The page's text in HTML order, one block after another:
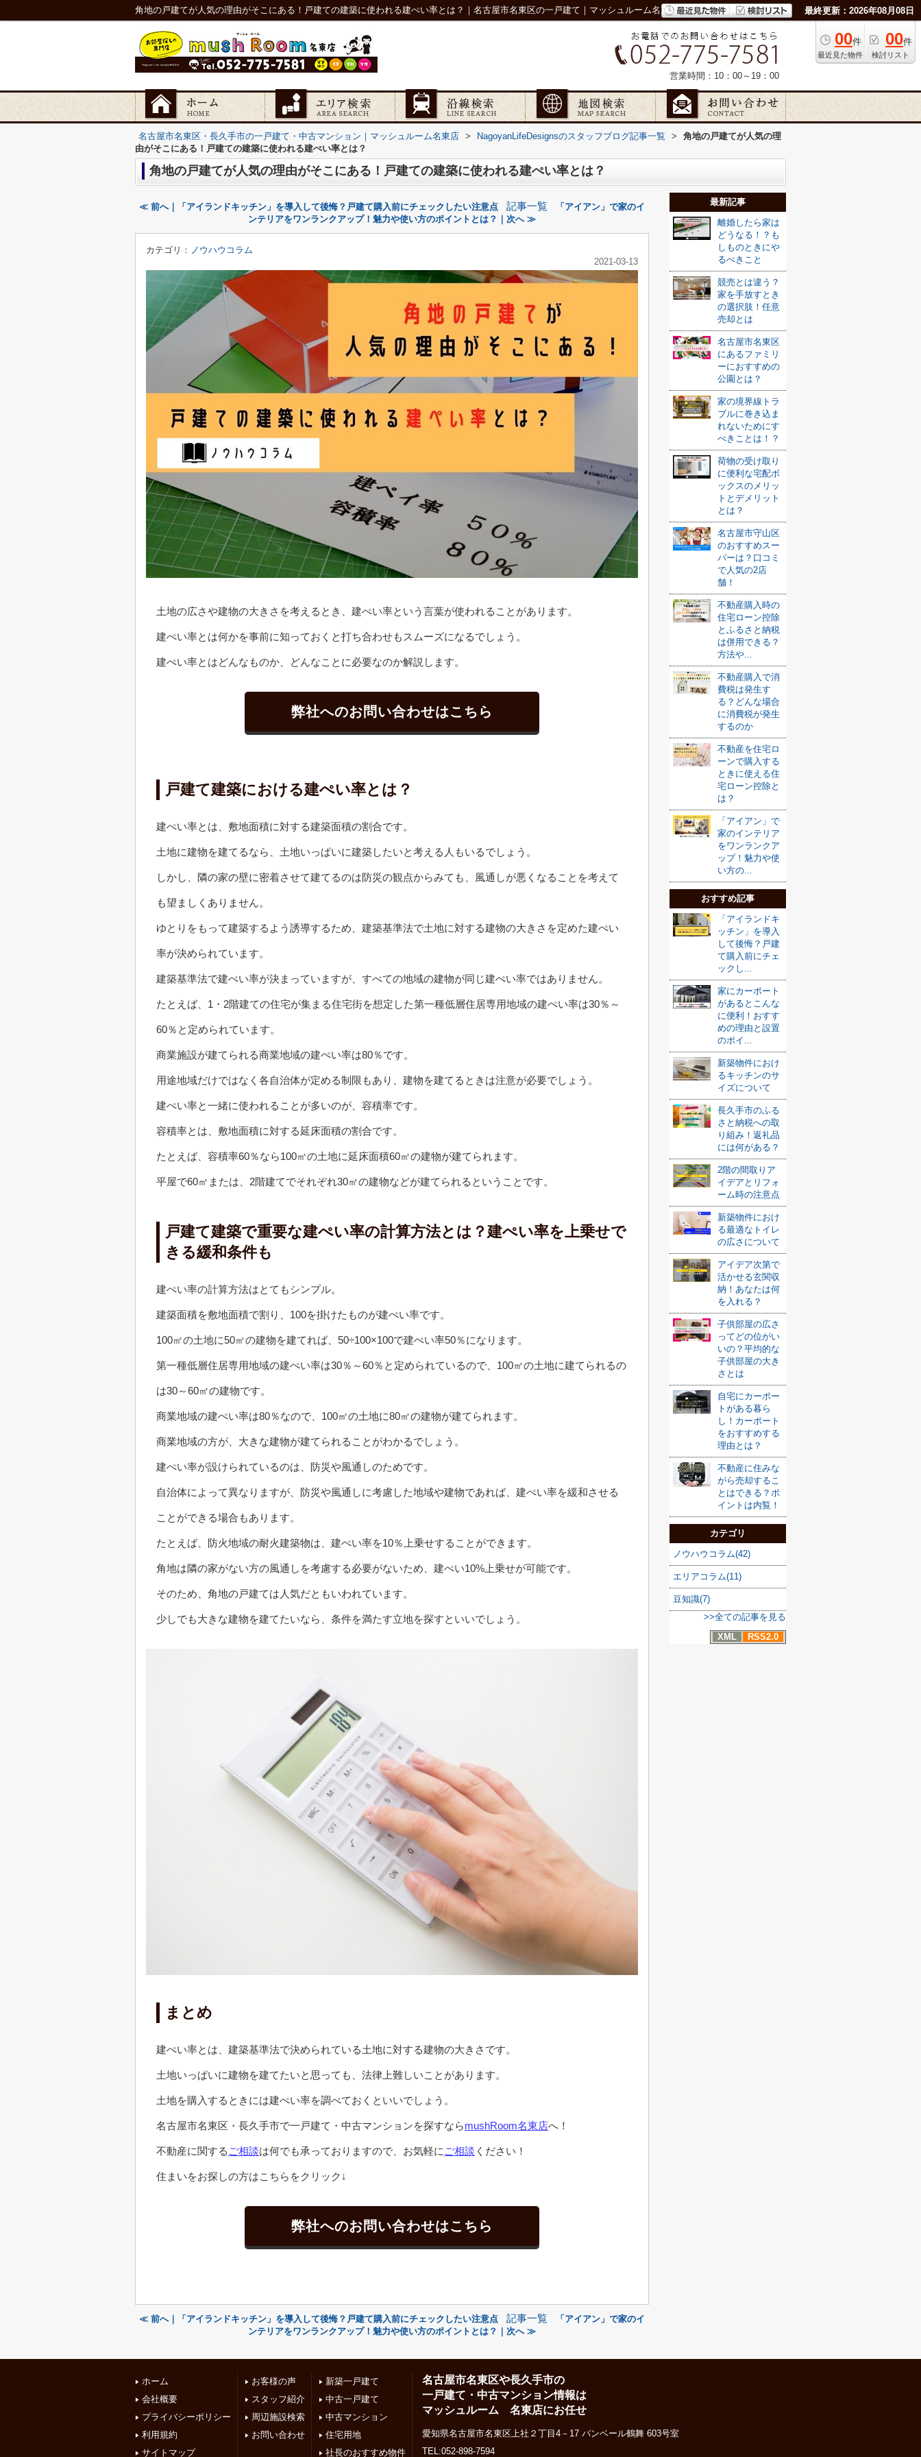
角地の戸建てが人気の理由がそこにある！戸建ての建築に使われる建ぺい率とは？｜名古屋市名東区の一戸建て｜マッシュルーム名東店 最終更新：2026年08月08日
00件
最近見た物件
00件
検討リスト
営業時間：10：00～19：00
名古屋市名東区・長久手市の一戸建て・中古マンション｜マッシュルーム名東店 > NagoyanLifeDesignsのスタッフブログ記事一覧 >
角地の戸建てが人気の理
由がそこにある！戸建ての建築に使われる建ぺい率とは？
角地の戸建てが人気の理由がそこにある！戸建ての建築に使われる建ぺい率とは？
≪ 前へ｜「アイランドキッチン」を導入して後悔？戸建て購入前にチェックしたい注意点 記事一覧
「アイアン」で家のイ
ンテリアをワンランクアップ！魅力や使い方のポイントとは？｜次へ ≫
カテゴリ： ノウハウコラム
2021-03-13
土地の広さや建物の大きさを考えるとき、建ぺい率という言葉が使われることがあります。
建ぺい率とは何かを事前に知っておくと打ち合わせもスムーズになるでしょう。
建ぺい率とはどんなものか、どんなことに必要なのか解説します。
弊社へのお問い合わせはこちら
戸建て建築における建ぺい率とは？
建ぺい率とは、敷地面積に対する建築面積の割合です。
土地に建物を建てるなら、土地いっぱいに建築したいと考える人もいるでしょう。
しかし、隣の家の壁に密着させて建てるのは防災の観点からみても、風通しが悪くなることを考えて
も望ましくありません。
ゆとりをもって建築するよう誘導するため、建築基準法で土地に対する建物の大きさを定めた建ぺい
率が決められています。
建築基準法で建ぺい率が決まっていますが、すべての地域の建物が同じ建ぺい率ではありません。
たとえば、1・2階建ての住宅が集まる住宅街を想定した第一種低層住居専用地域の建ぺい率は30％～
60％と定められています。
商業施設が建てられる商業地域の建ぺい率は80％です。
用途地域だけではなく各自治体が定める制限もあり、建物を建てるときは注意が必要でしょう。
建ぺい率と一緒に使われることが多いのが、容積率です。
容積率とは、敷地面積に対する延床面積の割合です。
たとえば、容積率60％なら100㎡の土地に延床面積60㎡の建物が建てられます。
平屋で60㎡または、2階建てでそれぞれ30㎡の建物などが建てられるということです。
戸建て建築で重要な建ぺい率の計算方法とは？建ぺい率を上乗せで
きる緩和条件も
建ぺい率の計算方法はとてもシンプル。
建築面積を敷地面積で割り、100を掛けたものが建ぺい率です。
100㎡の土地に50㎡の建物を建てれば、50÷100×100で建ぺい率50％になります。
第一種低層住居専用地域の建ぺい率は30％～60％と定められているので、100㎡の土地に建てられるの
は30～60㎡の建物です。
商業地域の建ぺい率は80％なので、100㎡の土地に80㎡の建物が建てられます。
商業地域の方が、大きな建物が建てられることがわかるでしょう。
建ぺい率が設けられているのは、防災や風通しのためです。
自治体によって異なりますが、防災や風通しに考慮した地域や建物であれば、建ぺい率を緩和させる
ことができる場合もあります。
たとえば、防火地域の耐火建築物は、建ぺい率を10％上乗せすることができます。
角地は隣の家がない方の風通しを考慮する必要がないため、建ぺい10%上乗せが可能です。
そのため、角地の戸建ては人気だともいわれています。
少しでも大きな建物を建てたいなら、条件を満たす立地を探すといいでしょう。
まとめ
建ぺい率とは、建築基準法で決められている土地に対する建物の大きさです。
土地いっぱいに建物を建てたいと思っても、法律上難しいことがあります。
土地を購入するときには建ぺい率を調べておくといいでしょう。
名古屋市名東区・長久手市で一戸建て・中古マンションを探すならmushRoom名東店へ！
不動産に関する ご相談は何でも承っておりますので、お気軽に ご相談 ください！
住まいをお探しの方はこちらをクリック↓
弊社へのお問い合わせはこちら
≪ 前へ｜「アイランドキッチン」を導入して後悔？戸建て購入前にチェックしたい注意点 記事一覧
「アイアン」で家のイ
ンテリアをワンランクアップ！魅力や使い方のポイントとは？｜次へ ≫
最新記事
離婚したら家は
どうなる！？も
しものときにや
るべきこと
競売とは違う？
家を手放すとき
の選択肢！任意
売却とは
名古屋市名東区
にあるファミリ
ーにおすすめの
公園とは？
家の境界線トラ
ブルに巻き込ま
れないためにす
べきことは！？
荷物の受け取り
に便利な宅配ボ
ックスのメリッ
トとデメリット
とは？
名古屋市守山区
のおすすめスー
パーは？口コミ
で人気の2店
舗！
不動産購入時の
住宅ローン控除
とふるさと納税
は併用できる？
方法や...
不動産購入で消
費税は発生す
る？どんな場合
に消費税が発生
するのか
不動産を住宅ロ
ーンで購入する
ときに使える住
宅ローン控除と
は？
「アイアン」で
家のインテリア
をワンランクア
ップ！魅力や使
い方の...
おすすめ記事
「アイランドキ
ッチン」を導入
して後悔？戸建
て購入前にチェ
ックし...
家にカーポート
があるとこんな
に便利！おすす
めの理由と設置
のポイ...
新築物件におけ
るキッチンのサ
イズについて
長久手市のふる
さと納税への取
り組み！返礼品
には何がある？
2階の間取りア
イデアとリフォ
ーム時の注意点
新築物件におけ
る最適なトイレ
の広さについて
アイデア次第で
活かせる玄関収
納！あなたは何
を入れる？
子供部屋の広さ
ってどの位がい
いの？平均的な
子供部屋の大き
さとは
自宅にカーポー
トがある暮ら
し！カーポート
をおすすめする
理由とは？
不動産に住みな
がら売却するこ
とはできる？ポ
イントは内覧！
カテゴリ
ノウハウコラム(42)
エリアコラム(11)
豆知識(7)
>>全ての記事を見る
XML
RSS2.0
ホーム
会社概要
プライバシーポリシー
利用規約
サイトマップ
お客様の声
スタッフ紹介
周辺施設検索
お問い合わせ
新築一戸建て
中古一戸建て
中古マンション
住宅用地
社長のおすすめ物件
名古屋市名東区や長久手市の
一戸建て・中古マンション情報は
マッシュルーム 名東店にお任せ
愛知県名古屋市名東区上社２丁目4－17 バンベール鶴舞 603号室
TEL:052-898-7594